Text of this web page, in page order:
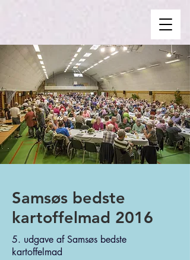
Samsøs bedste
kartoffelmad 2016
5. udgave af Samsøs bedste
kartoffelmad